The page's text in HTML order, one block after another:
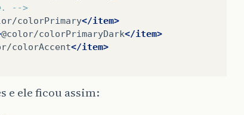
-->
colorPrimary</item>
@color/colorPrimaryDark</item>
colorAccent</item>
e ele ficou assim: